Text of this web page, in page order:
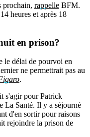
prochain, rappelle BFM.
heures et après 18
en prison?
le délai de pourvoi en
ne permettrait pas au
.
s'agir pour Patrick
La Santé. Il y a séjourné
d'en sortir pour raisons
rejoindre la prison de